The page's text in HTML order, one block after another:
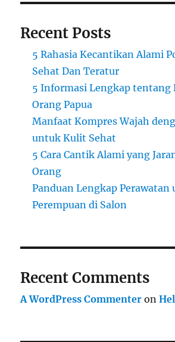
Recent Posts
5 Rahasia Kecantikan Alami
Sehat Dan Teratur
5 Informasi Lengkap tentang
Orang Papua
Manfaat Kompres Wajah
untuk Kulit Sehat
5 Cara Cantik Alami yang
Orang
Panduan Lengkap Perawatan
Perempuan di Salon
Recent Comments
A WordPress Commenter on